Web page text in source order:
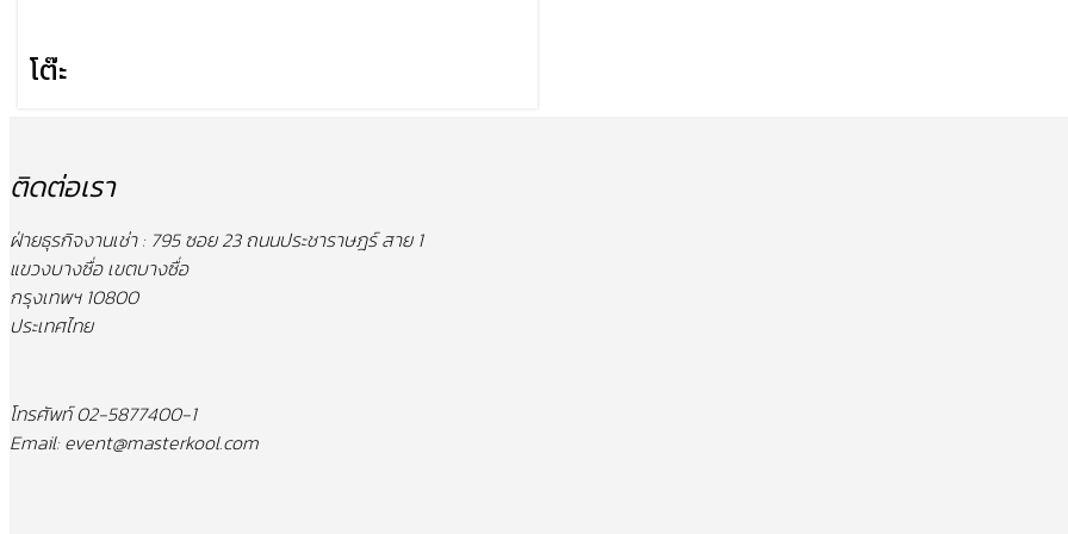
โต๊ะ
ติดต่อเรา
ฝ่ายธุรกิจงานเช่า : 795 ซอย 23 ถนนประชาราษฎร์ สาย 1
แขวงบางซื่อ เขตบางซื่อ
กรุงเทพฯ 10800
ประเทศไทย
โทรศัพท์ 02-5877400-1
Email: event@masterkool.com